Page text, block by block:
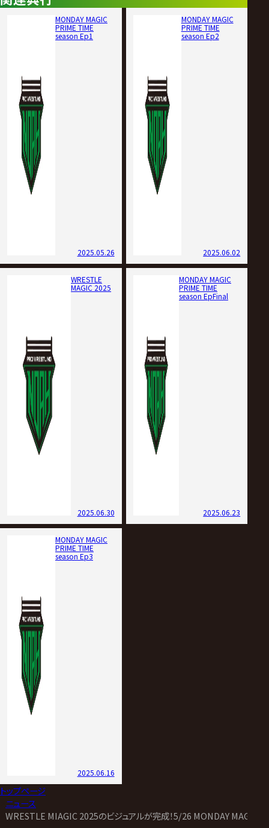
MONDAY MAGIC
PRIME TIME
season Ep1
2025.05.26
MONDAY MAGIC
PRIME TIME
season Ep2
2025.06.02
WRESTLE
MAGIC 2025
2025.06.30
MONDAY MAGIC
PRIME TIME
season EpFinal
2025.06.23
MONDAY MAGIC
PRIME TIME
season Ep3
2025.06.16
トップページ
ニュース
WRESTLE MIAGIC 2025のビジュアルが完成！5/26 MONDAY MAGICス